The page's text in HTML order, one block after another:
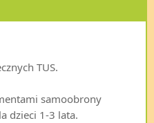
TUS.
samoobrony
dzieci 1-3 lata.